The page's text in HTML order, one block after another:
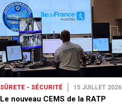
SÛRETE - SÉCURITÉ 15 JUILLET 2026
Le nouveau CEMS de la RATP